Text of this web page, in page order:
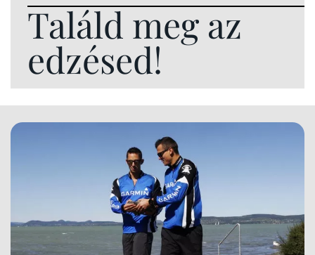
Találd meg az
edzésed!